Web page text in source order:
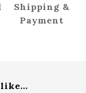
Shipping &
Payment